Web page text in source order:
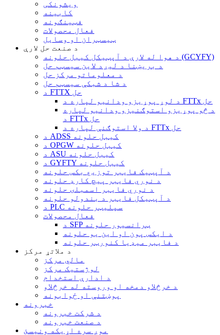
ویشونکی
کابینه
فټینګونه
فعال محصولات
ټیسټران او وسایل
د صنعت حل لارې
د هوا له لارې د آپټیکل کیبل حلونه (GCYFY)
د بریښنا د لیږد لاین سیسټم حل
د معلوماتو مرکز حل
د شا د شبکې سیسټم حل
د FTTX حل
د لوړ پوړیزو ودانیو لپاره د FTTx حل
د څو پوړیزو استوګنیزو ودانیو لپاره
د FTTx حل
د ولا استوګنې لپاره د FTTx حل
د ADSS کیبل حلونه
د OPGW کیبل حلونه
د ASU کیبل حلونه
د GYFTY کیبل حلونه
د آپټیک فایبر توزیع بکس حلونه
د نوري فایبر پیچ کارډ حلونه
د نوري فایبر اسمبلۍ حلونه
د آپټیکل فایبر د بندولو حلونه
د PLC سپلیټر حلونه
فعال محصولات
د SFP ټرانسیور حلونه
د ایکس پون او این یو حلونه
د فایبر میډیا کنورټر حلونه
د ملاتړ مرکز
مالي مرکز
لوژستیک مرکز
د ادارې استخدام
د خرڅلاو دمخه او وروسته له خرڅلاو
پوښتنې او ځوابونه
خبرونه
د شرکت خبرونه
د صنعت خبرونه
موږ سره اړیکه ونیسئ